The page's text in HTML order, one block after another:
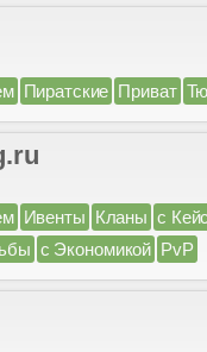
Пиратские Приват
Ивенты Кланы с
с Экономикой PvP